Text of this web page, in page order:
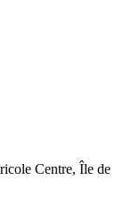
Centre, Île de